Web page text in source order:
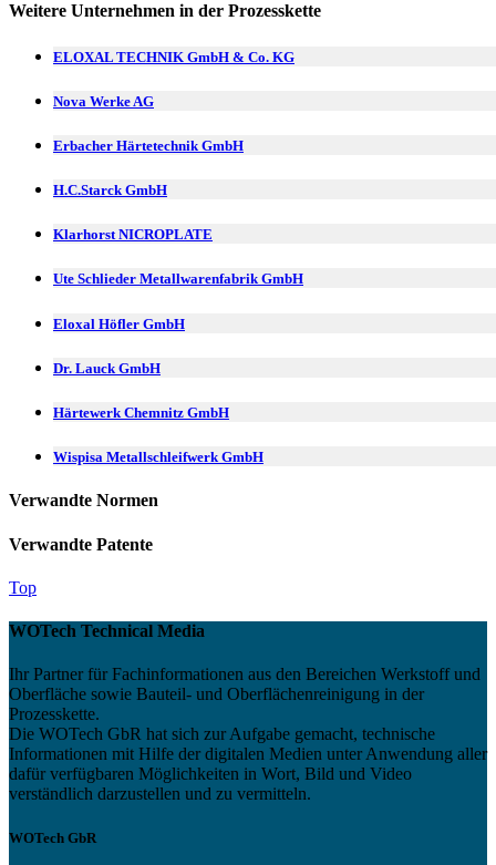
Weitere Unternehmen in der Prozesskette
ELOXAL TECHNIK GmbH & Co. KG
Nova Werke AG
Erbacher Härtetechnik GmbH
H.C.Starck GmbH
Klarhorst NICROPLATE
Ute Schlieder Metallwarenfabrik GmbH
Eloxal Höfler GmbH
Dr. Lauck GmbH
Härtewerk Chemnitz GmbH
Wispisa Metallschleifwerk GmbH
Verwandte Normen
Verwandte Patente
Top
WOTech Technical Media
Ihr Partner für Fachinformationen aus den Bereichen Werkstoff und
Oberfläche sowie Bauteil- und Oberflächenreinigung in der
Prozesskette.
Die WOTech GbR hat sich zur Aufgabe gemacht, technische
Informationen mit Hilfe der digitalen Medien unter Anwendung aller
dafür verfügbaren Möglichkeiten in Wort, Bild und Video
verständlich darzustellen und zu vermitteln.
WOTech GbR